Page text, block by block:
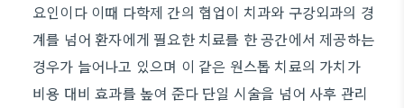
요인이다 이때 다학제 간의 협업이 치과와 구강외과의 경
계를 넘어 환자에게 필요한 치료를 한 공간에서 제공하는
경우가 늘어나고 있으며 이 같은 원스톱 치료의 가치가
비용 대비 효과를 높여 준다 단일 시술을 넘어 사후 관리